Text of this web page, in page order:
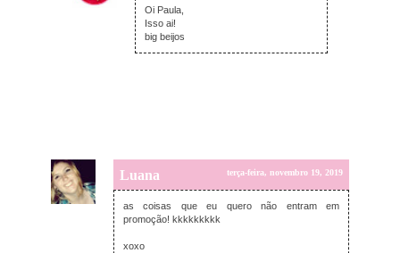
Oi Paula,
Isso ai!
big beijos
Luana terça-feira, novembro 19, 2019
as coisas que eu quero não entram em
promoção! kkkkkkkkk
xoxo